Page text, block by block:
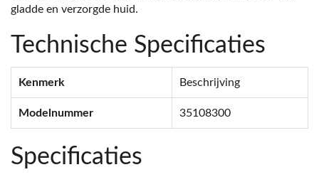
gladde en verzorgde huid.
Technische Specificaties
Kenmerk Beschrijving
Modelnummer 35108300
Specificaties